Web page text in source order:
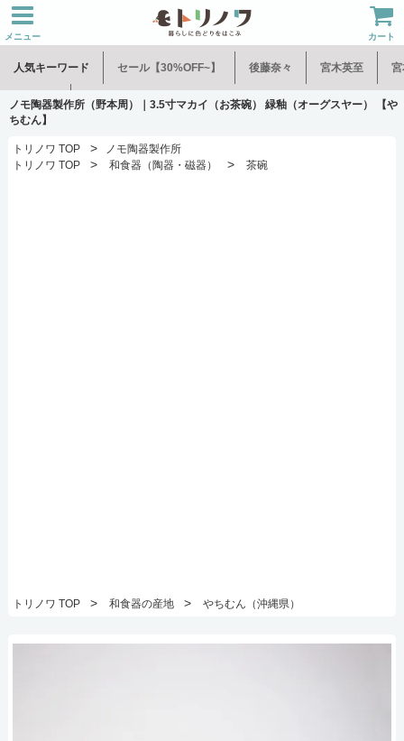
メニュー カート
人気キーワード セール【30%OFF~】 後藤奈々 宮木英至 宮
水谷和音 児玉修治
ノモ陶器製作所（野本周）｜3.5寸マカイ（お茶碗） 緑釉（オーグスヤー） 【や
ちむん】
トリノワ TOP >
ノモ陶器製作所
トリノワ TOP
> 和食器（陶器・磁器） > 茶碗
トリノワ TOP > 和食器の産地 > やちむん（沖縄県）